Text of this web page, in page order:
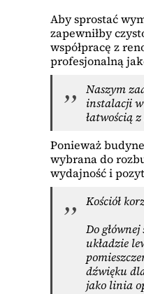
Aby sprostać
zapewniłby
współpracę z
profesjonalną
Naszym
instalacji
łatwością
Ponieważ
wybrana do
wydajność i
Kościół
Do
układzie
dźwięku
jako linia